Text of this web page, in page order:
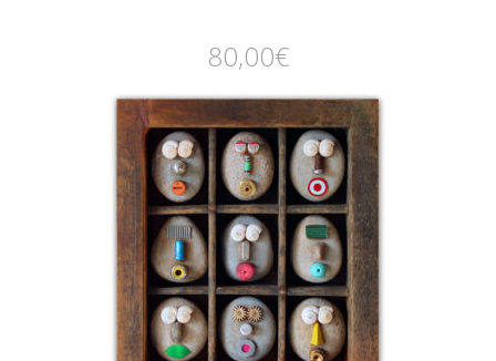
80,00€